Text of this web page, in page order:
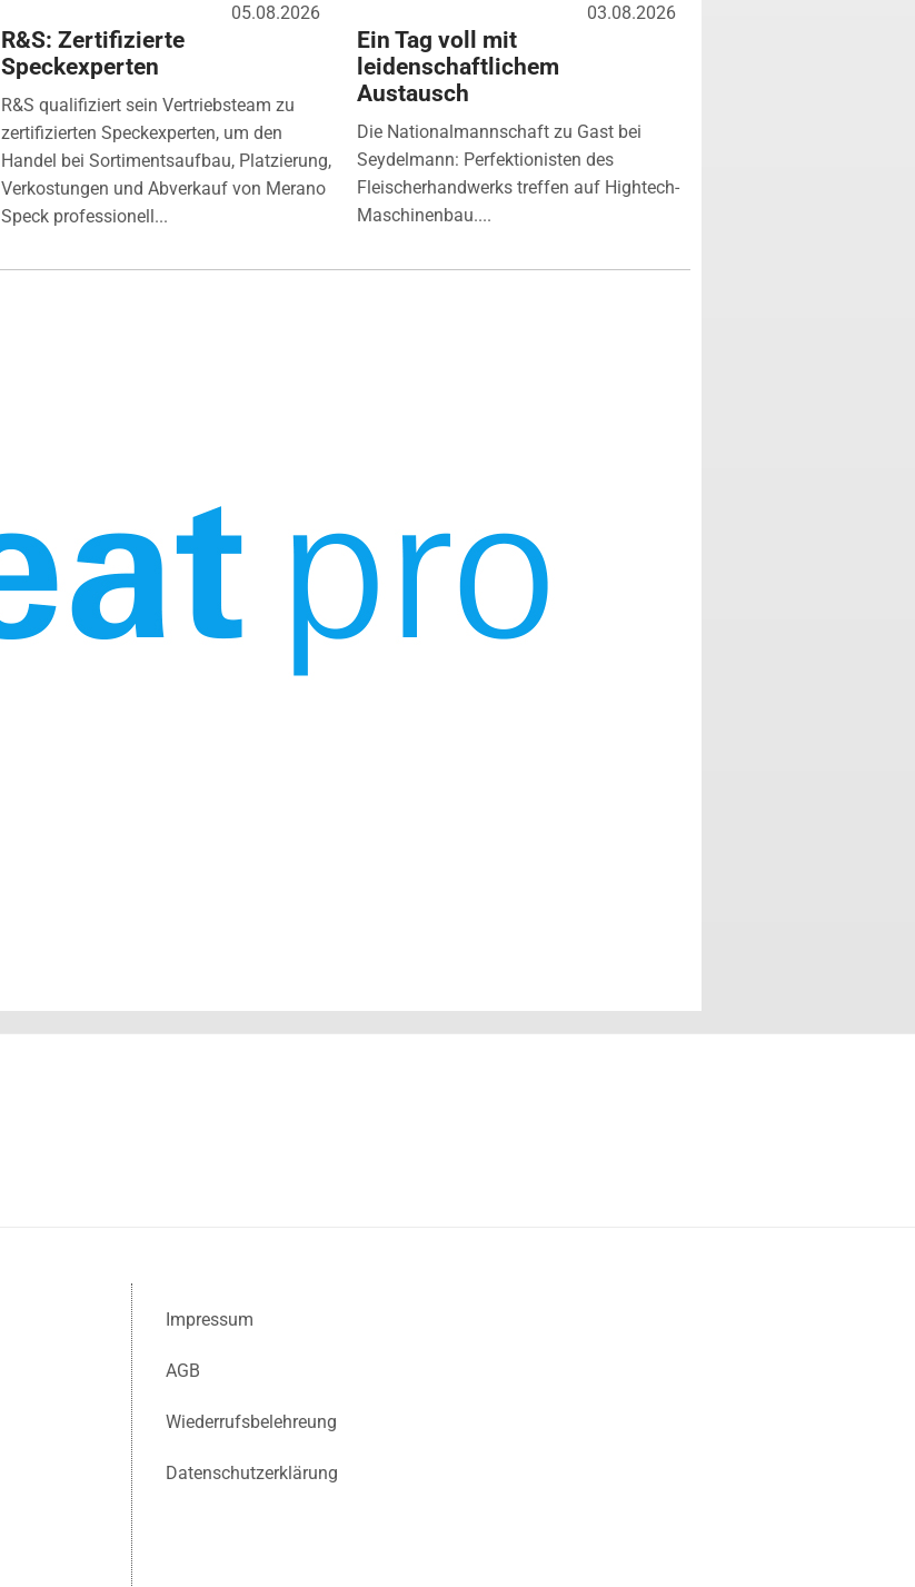
05.08.2026
R&S: Zertifizierte
Speckexperten
R&S qualifiziert sein Vertriebsteam zu
zertifizierten Speckexperten, um den
Handel bei Sortimentsaufbau, Platzierung,
Verkostungen und Abverkauf von Merano
Speck professionell...
03.08.2026
Ein Tag voll mit
leidenschaftlichem
Austausch
Die Nationalmannschaft zu Gast bei
Seydelmann: Perfektionisten des
Fleischerhandwerks treffen auf Hightech-
Maschinenbau....
Impressum
AGB
Wiederrufsbelehreung
Datenschutzerklärung